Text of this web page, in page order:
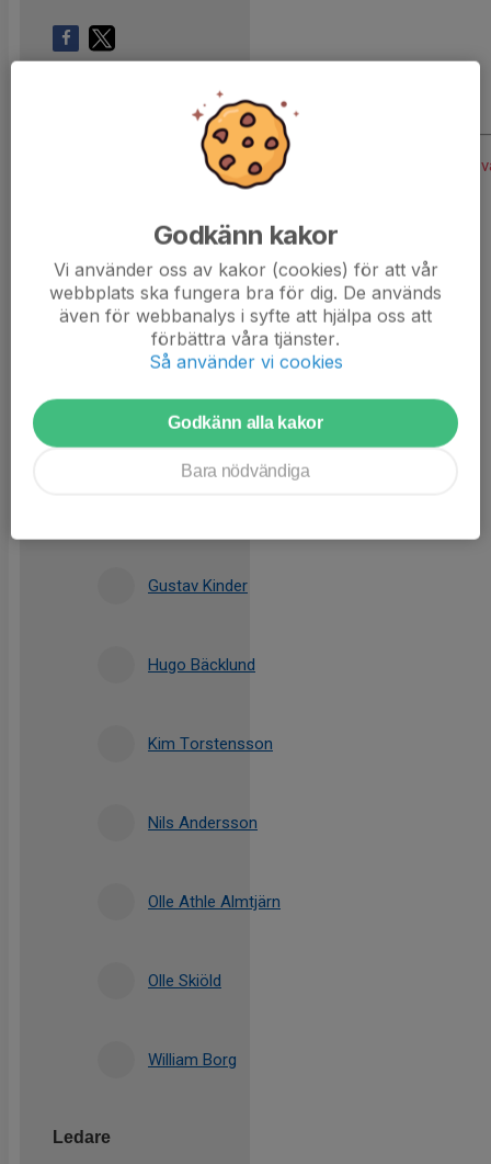
Endast kallade kunde anmäla sig till aktiviteten. 13 personer
Alvin Palmqvist
Anton Nilsson Berglund
Carl Bornmark Engå
Gustav Kinder
Hugo Bäcklund
Kim Torstensson
Nils Andersson
Olle Athle Almtjärn
Olle Skiöld
William Borg
Ledare
Godkänn kakor
Vi använder oss av kakor (cookies) för att vår
webbplats ska fungera bra för dig. De används
även för webbanalys i syfte att hjälpa oss att
förbättra våra tjänster.
Så använder vi cookies
Godkänn alla kakor
Bara nödvändiga